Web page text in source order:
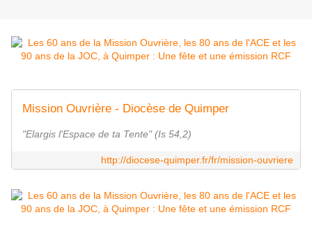
Mission Ouvrière - Diocèse de Quimper
"Elargis l'Espace de ta Tente" (Is 54,2)
http://diocese-quimper.fr/fr/mission-ouvriere